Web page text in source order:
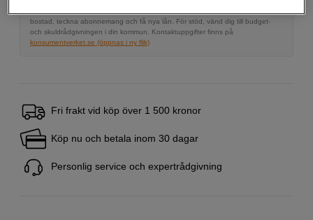
bostad, teckna abonnemang och få nya lån. För stöd, vänd dig till budget-
och skuldrådgivningen i din kommun. Kontaktuppgifter finns på
konsumentverket.se (öppnas i ny flik)
Fri frakt vid köp över 1 500 kronor
Köp nu och betala inom 30 dagar
Personlig service och expertrådgivning